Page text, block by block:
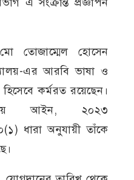
তোজাম্মেল হোসেন
এর আরবি ভাষা ও
কর্মরত রয়েছেন।
আইন, ২০২৩
ধারা অনুযায়ী তাঁকে